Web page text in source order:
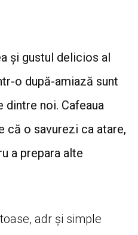
și gustul delicios al
o după-amiază sunt
noi. Cafeaua
că o savurezi ca atare,
a prepara alte
adr și simple